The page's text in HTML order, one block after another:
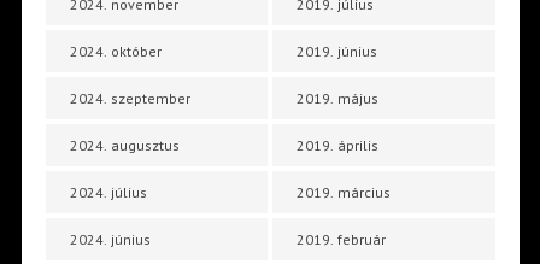
2024. november
2024. október
2024. szeptember
2024. augusztus
2024. július
2024. június
2019. július
2019. június
2019. május
2019. április
2019. március
2019. február